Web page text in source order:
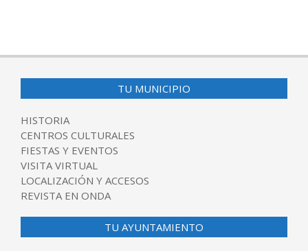
TU MUNICIPIO
HISTORIA
CENTROS CULTURALES
FIESTAS Y EVENTOS
VISITA VIRTUAL
LOCALIZACIÓN Y ACCESOS
REVISTA EN ONDA
TU AYUNTAMIENTO